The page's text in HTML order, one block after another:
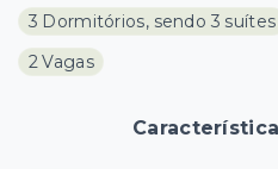
3 Dormitórios, sendo 3 suítes
2 Vagas